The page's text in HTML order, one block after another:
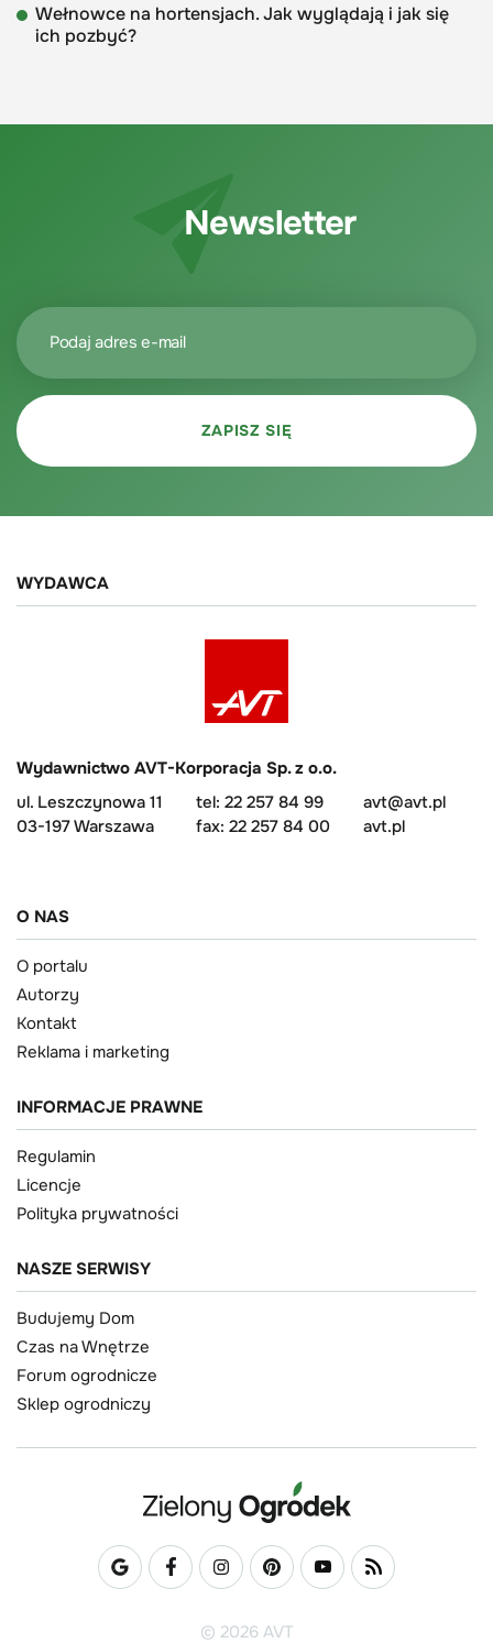
Wełnowce na hortensjach. Jak wyglądają i jak się
ich pozbyć?
Newsletter
WYDAWCA
Wydawnictwo AVT-Korporacja Sp. z o.o.
ul. Leszczynowa 11
03-197 Warszawa
tel: 22 257 84 99
fax: 22 257 84 00
avt@avt.pl
avt.pl
O NAS
O portalu
Autorzy
Kontakt
Reklama i marketing
INFORMACJE PRAWNE
Regulamin
Licencje
Polityka prywatności
NASZE SERWISY
Budujemy Dom
Czas na Wnętrze
Forum ogrodnicze
Sklep ogrodniczy
© 2026 AVT